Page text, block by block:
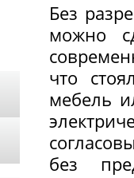
Без
можно
что
мебель
без